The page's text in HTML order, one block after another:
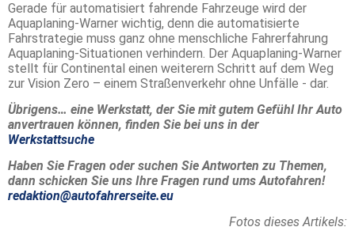
Gerade für automatisiert fahrende Fahrzeuge wird der
Aquaplaning-Warner wichtig, denn die automatisierte
Fahrstrategie muss ganz ohne menschliche Fahrerfahrung
Aquaplaning-Situationen verhindern. Der Aquaplaning-Warner
stellt für Continental einen weiterern Schritt auf dem Weg
zur Vision Zero – einem Straßenverkehr ohne Unfälle - dar.
Übrigens… eine Werkstatt, der Sie mit gutem Gefühl Ihr Auto
anvertrauen können, finden Sie bei uns in der
Werkstattsuche
Haben Sie Fragen oder suchen Sie Antworten zu Themen,
dann schicken Sie uns Ihre Fragen rund ums Autofahren!
redaktion@autofahrerseite.eu
Fotos dieses Artikels: